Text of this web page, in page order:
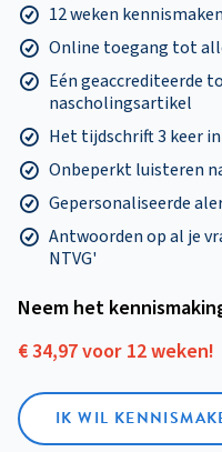
12 weken
Online toegang tot
Eén geaccrediteerde
nascholingsartikel
Het tijdschrift 3 keer in
Onbeperkt luisteren
Gepersonaliseerde
Antwoorden op al je
NTVG'
Neem het
€ 34,97 voor 12 weken!
IK WIL